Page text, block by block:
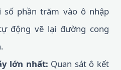
số phần trăm vào ô nhập
động vẽ lại đường cong
lớn nhất: Quan sát ô kết